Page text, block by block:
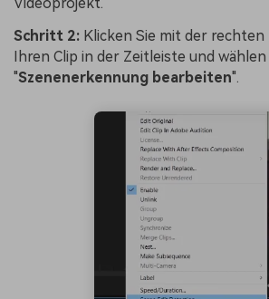
Videoprojekt.
Schritt 2: Klicken Sie mit der
Ihren Clip in der Zeitleiste und
"Szenenerkennung bearbeiten".